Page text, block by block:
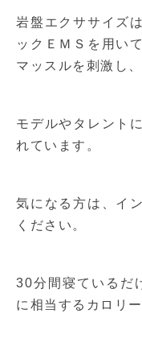
岩盤エクササイズ
ックＥＭＳを用い
マッスルを刺激し
モデルやタレント
れています。
気になる方は、イ
ください。
30分間寝ているだ
に相当するカロリ